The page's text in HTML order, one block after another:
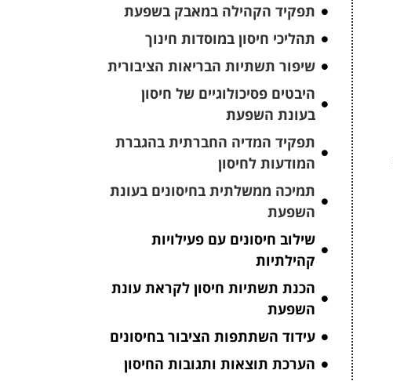
תפקיד הקהילה במאבק בשפעת
תהליכי חיסון במוסדות חינוך
שיפור תשתיות הבריאות הציבורית
היבטים פסיכולוגיים של חיסון
בעונת השפעת
תפקיד המדיה החברתית בהגברת
המודעות לחיסון
תמיכה ממשלתית בחיסונים בעונת
השפעת
שילוב חיסונים עם פעילויות
קהילתיות
הכנת תשתיות חיסון לקראת עונת
השפעת
עידוד השתתפות הציבור בחיסונים
הערכת תוצאות ותגובות החיסון